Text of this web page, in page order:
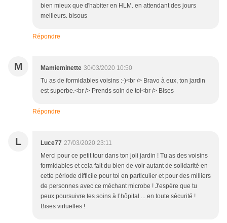
bien mieux que d'habiter en HLM. en attendant des jours
meilleurs. bisous
Répondre
M Mamieminette 30/03/2020 10:50
Tu as de formidables voisins :-)<br /> Bravo à eux, ton jardin
est superbe.<br /> Prends soin de toi<br /> Bises
Répondre
L Luce77 27/03/2020 23:11
Merci pour ce petit tour dans ton joli jardin ! Tu as des voisins
formidables et cela fait du bien de voir autant de solidarité en
cette période difficile pour toi en particulier et pour des milliers
de personnes avec ce méchant microbe ! J'espère que tu
peux poursuivre tes soins à l’hôpital ... en toute sécurité !
Bises virtuelles !